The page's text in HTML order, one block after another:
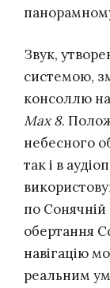
Звук,
системою,
консоллю на
Max 8.
небесного
так і в
по Сонячній
обертання
навігацію
реальним